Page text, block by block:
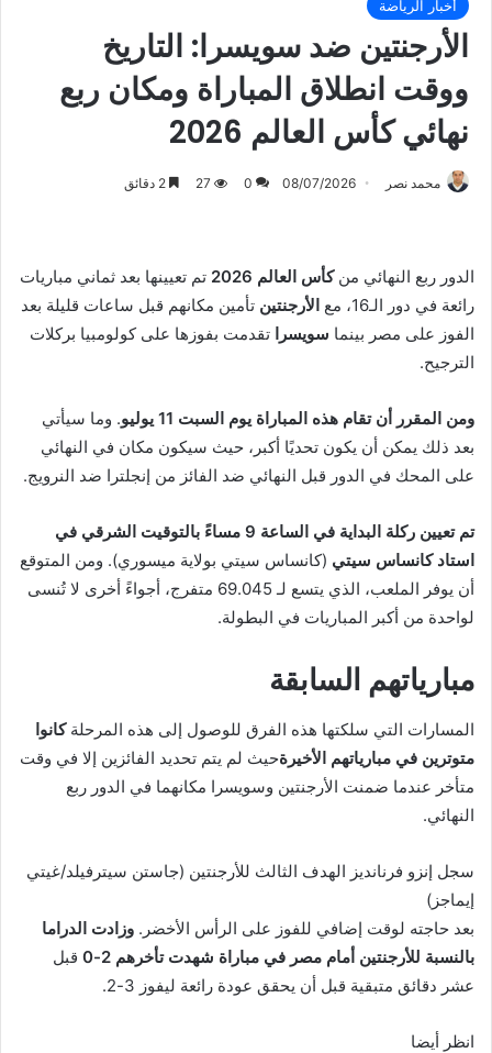
أخبار الرياضة
الأرجنتين ضد سويسرا: التاريخ
ووقت انطلاق المباراة ومكان ربع
نهائي كأس العالم 2026
محمد نصر 08/07/2026
0
27
الدور ربع النهائي منكأس العالم 2026
تم تعيينها بعد ثماني مباريات
رائعة في دور الـ16، مع
الأرجنتين تأمين مكانهم قبل ساعات قليلة بعد
الفوز على مصر بينما سويسرا تقدمت بفوزها على كولومبيا بركلات
الترجيح.
ومن المقرر أن تقام هذه المباراة يوم السبت 11 يوليو
. وما سيأتي
بعد ذلك يمكن أن يكون تحديًا أكبر، حيث سيكون مكان في النهائي
على المحك في الدور قبل النهائي ضد الفائز من إنجلترا ضد النرويج.
تم تعيين ركلة البداية في الساعة 9 مساءً بالتوقيت الشرقي في
استاد كانساس سيتي (كانساس سيتي بولاية ميسوري). ومن المتوقع
أن يوفر الملعب، الذي يتسع لـ 69.045 متفرج، أجواءً أخرى لا تُنسى
لواحدة من أكبر المباريات في البطولة.
مبارياتهم السابقة
المسارات التي سلكتها هذه الفرق للوصول إلى هذه المرحلةكانوا
متوترين في مبارياتهم الأخيرةحيث لم يتم تحديد الفائزين إلا في وقت
متأخر عندما ضمنت الأرجنتين وسويسرا مكانهما في الدور ربع
النهائي.
سجل إنزو فرنانديز الهدف الثالث للأرجنتين (جاستن سيترفيلد/غيتي
إيماجز)
بعد حاجته لوقت إضافي للفوز على الرأس الأخضر. وزادت الدراما
بالنسبة للأرجنتين أمام مصر في مباراة شهدت تأخرهم 2-0
قبل
عشر دقائق متبقية قبل أن يحقق عودة رائعة ليفوز 3-2.
انظر أيضا